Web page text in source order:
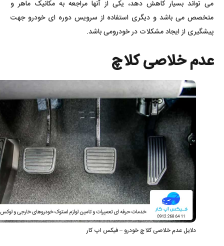
می تواند بسیار کاهش دهد، یکی از آنها مراجعه به مکانیک ماهر و
متخصص می باشد و دیگری استفاده از سرویس دوره ای خودرو جهت
پیشگیری از ایجاد مشکلات در خودرومی باشد.
عدم خلاصی کلاچ
دلایل عدم خلاصی کلاچ خودرو – فیکس اپ کار